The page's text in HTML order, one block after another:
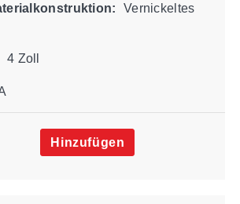
Vernickeltes
4 Zoll
Hinzufügen